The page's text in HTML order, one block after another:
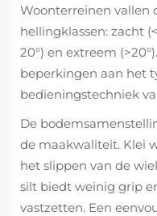
Woonterreinen vallen
hellingklassen: zacht
20°) en extreem
beperkingen aan het
bedieningstechniek
De
de maakwaliteit. Klei
het slippen van de
silt biedt weinig grip
vastzetten. Een